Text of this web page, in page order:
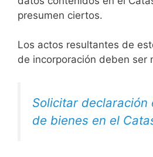
presumen ciertos.
Los actos resultantes de
de incorporación deben ser
Solicitar declaración
de bienes en el